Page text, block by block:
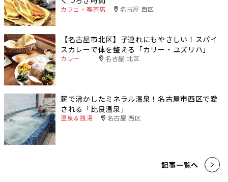
カフェ・喫茶店 名古屋 西区
【名古屋市北区】子連れにもやさしい！スパイ
スカレーで体を整える「カリー・ユズリハ」
カレー 名古屋 北区
薪で沸かしたミネラル温泉！名古屋市西区で愛
される「比良温泉」
温泉＆銭湯 名古屋 西区
記事一覧へ